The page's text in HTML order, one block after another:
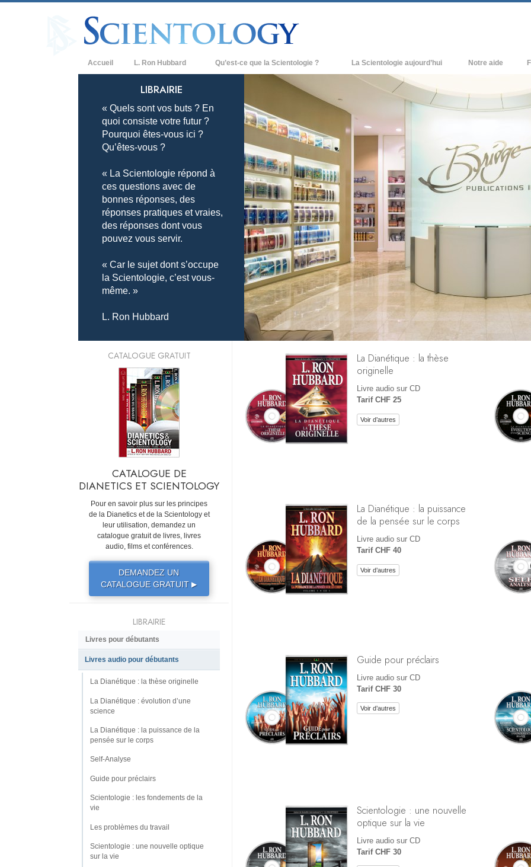
Accueil L. Ron Hubbard Qu’est-ce que la Scientologie ?
Credos et Codes de Scientologie
Les scientologues et la Scientologie
Rencontrez un scientologue
À l’intérieur d’une église
Les principes de base de la Scientologie
La Dianétique : Une introduction
Amour et haine –
Qu’est-ce que la grandeur ?
La Scientologie aujourd’hui
Églises de Scientologie
Nouvelles Églises de Scientologie
Organisations avancées
Base à terre de Flag
Freewinds
Apporter la Scientologie au monde
entier
David Miscavige - Chef ecclésiastique
de la Scientologie
Notre aide
À
LIBRAIRIE
« Quels sont vos buts ? En
quoi consiste votre futur ?
Pourquoi êtes-vous ici ?
Qu’êtes-vous ?
« La Scientologie répond à
ces questions avec de
bonnes réponses, des
réponses pratiques et vraies,
des réponses dont vous
pouvez vous servir.
« Car le sujet dont s’occupe
la Scientologie, c’est vous-
même. »
L. Ron Hubbard
La Dianétique : la thèse
originelle
Livre audio sur CD
Tarif CHF 25
Voir d’autres
La Dianétique : la puissance
de la pensée sur le corps
Livre audio sur CD
Tarif CHF 40
Voir d’autres
Guide pour préclairs
Livre audio sur CD
Tarif CHF 30
Voir d’autres
Scientologie : une nouvelle
optique sur la vie
Livre audio sur CD
Tarif CHF 30
CATALOGUE GRATUIT
CATALOGUE DE
DIANETICS ET SCIENTOLOGY
Pour en savoir plus sur les principes
de la Dianetics et de la Scientology et
leur utilisation, demandez un
catalogue gratuit de livres, livres
audio, films et conférences.
DEMANDEZ UN
CATALOGUE GRATUIT▶
LIBRAIRIE
Livres pour débutants
Livres audio pour débutants
La Dianétique : la thèse originelle
La Dianétique : évolution d’une
science
La Dianétique : la puissance de la
pensée sur le corps
Self-Analyse
Guide pour préclairs
Scientologie : les fondements de la
vie
Les problèmes du travail
Scientologie : une nouvelle optique
sur la vie